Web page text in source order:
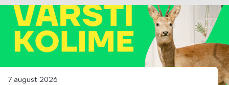
Image
7 august 2026